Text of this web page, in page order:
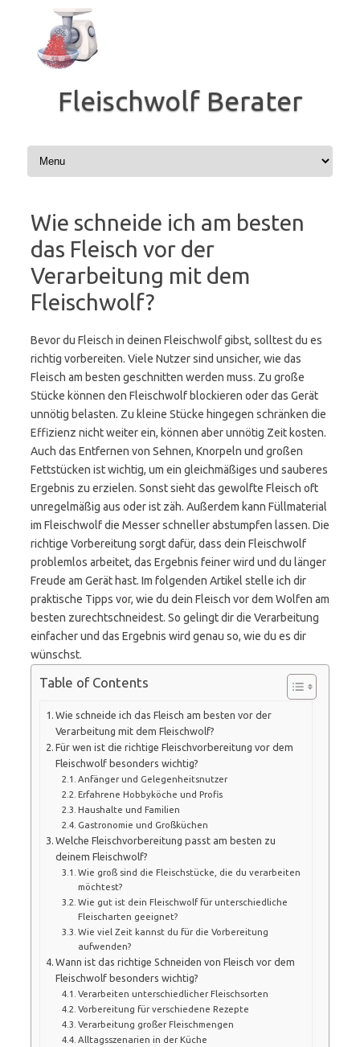
springen
Fleischwolf Berater
Wie schneide ich am besten
das Fleisch vor der
Verarbeitung mit dem
Fleischwolf?
Bevor du Fleisch in deinen Fleischwolf gibst, solltest du es
richtig vorbereiten. Viele Nutzer sind unsicher, wie das
Fleisch am besten geschnitten werden muss. Zu große
Stücke können den Fleischwolf blockieren oder das Gerät
unnötig belasten. Zu kleine Stücke hingegen schränken die
Effizienz nicht weiter ein, können aber unnötig Zeit kosten.
Auch das Entfernen von Sehnen, Knorpeln und großen
Fettstücken ist wichtig, um ein gleichmäßiges und sauberes
Ergebnis zu erzielen. Sonst sieht das gewolfte Fleisch oft
unregelmäßig aus oder ist zäh. Außerdem kann Füllmaterial
im Fleischwolf die Messer schneller abstumpfen lassen. Die
richtige Vorbereitung sorgt dafür, dass dein Fleischwolf
problemlos arbeitet, das Ergebnis feiner wird und du länger
Freude am Gerät hast. Im folgenden Artikel stelle ich dir
praktische Tipps vor, wie du dein Fleisch vor dem Wolfen am
besten zurechtschneidest. So gelingt dir die Verarbeitung
einfacher und das Ergebnis wird genau so, wie du es dir
wünschst.
Table of Contents
Wie schneide ich das Fleisch am besten vor der
Verarbeitung mit dem Fleischwolf?
Für wen ist die richtige Fleischvorbereitung vor dem
Fleischwolf besonders wichtig?
Anfänger und Gelegenheitsnutzer
Erfahrene Hobbyköche und Profis
Haushalte und Familien
Gastronomie und Großküchen
Welche Fleischvorbereitung passt am besten zu
deinem Fleischwolf?
Wie groß sind die Fleischstücke, die du verarbeiten
möchtest?
Wie gut ist dein Fleischwolf für unterschiedliche
Fleischarten geeignet?
Wie viel Zeit kannst du für die Vorbereitung
aufwenden?
Wann ist das richtige Schneiden von Fleisch vor dem
Fleischwolf besonders wichtig?
Verarbeiten unterschiedlicher Fleischsorten
Vorbereitung für verschiedene Rezepte
Verarbeitung großer Fleischmengen
Alltagsszenarien in der Küche